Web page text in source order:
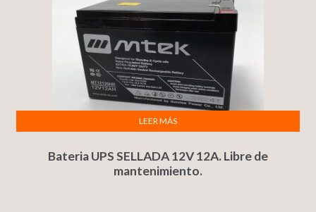
Bateria UPS SELLADA 12V 12A. Libre de
mantenimiento.
LEER MÁS